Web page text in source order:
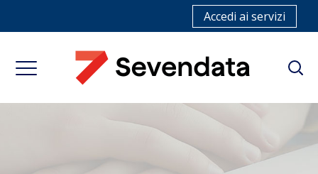
Accedi ai servizi